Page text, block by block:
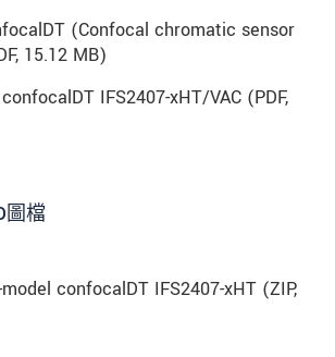
(Confocal chromatic sensor
, 15.12 MB)
IFS2407-xHT/VAC (PDF,
圖檔
confocalDT IFS2407-xHT (ZIP,